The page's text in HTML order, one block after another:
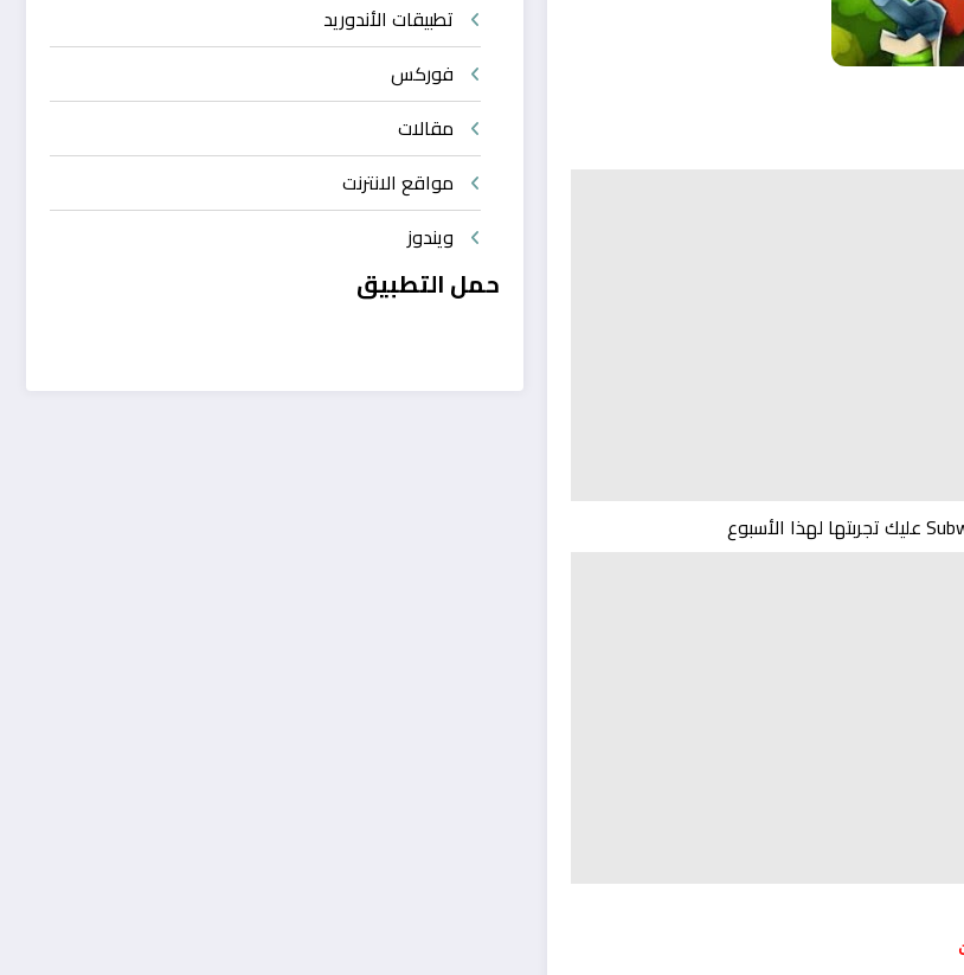
تطبيقات الأندوريد
فوركس
مقالات
مواقع الانترنت
ويندوز
حمل التطبيق